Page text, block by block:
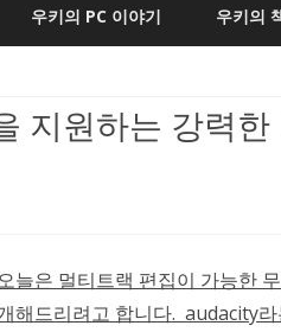
우키의 PC 이야기 우키의
지원하는 강력한
늘은 멀티트랙 편집이 가능한
해드리려고 합니다. audacity